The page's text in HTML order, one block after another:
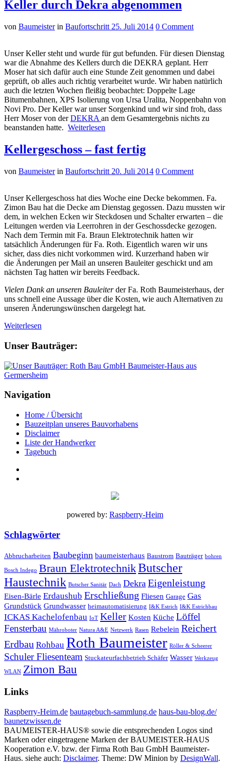
Keller durch Dekra abgenommen
von Baumeisterin Baufortschritt 25. Juli 2014 0 Comment
Unser Keller steht und wurde für gut befunden. Für diesen Dienstag
war die Abnahme des Kellers durch die DEKRA geplant. Herr
Moser hat sich dafür auch eine Stunde Zeit genommen und dabei
geprüft, ob alles auch richtig verarbeitet wurde. Wir haben natürlich
auch die letzten Wochen fleißig beobachtet: Doppelte Lage
Bitumenbahnen, XPS Isolierung von Ursa Uralita, Noppenbahn von
Novi Pro. Der Keller war unser Sorgenkind und wir sind froh, dass
Herr Moser von derDEKRA an dem Gesamtergebnis nichts zu
beanstanden hatte. Weiterlesen
Kellergeschoss – fast fertig
von Baumeisterin Baufortschritt 20. Juli 2014 0 Comment
Unser Kellergeschoss hat dies Woche eine Decke bekommen. Fa.
Zimon Bau hat die Decke am Dienstag gegossen. Dazu mussten wir
dem, in welchen Ecken wir Steckdosen und Schalter erwarten – die
Leitungen werden via Leerrohren in derGeschossdecke gezogen.
Nach dem Termin mit Fa. Braun Elektrotechnik hatten wir
tatsächlich Änderungen für Fa. Roth. Eigentlich waren wir uns
sicher, dass dies nicht vorkommen wird. Kurzerhand haben wir
die Änderungen per Mail an unseren Bauleiter geschickt und am
nächsten Tag hatten wir bereits Feedback.
Vielen Dank an unseren Bauleiterder Fa. Roth Baumeisterhaus, der
uns schnell eine Aussage über die Kosten, wie auch Alternativen zu
unseren Änderungswünschen dargelegt hat.
Weiterlesen
Unser Bauträger:
Navigation
Home / Übersicht
Bauzeitplan unseres Bauvorhabens
Disclaimer
Liste der Handwerker
Tagebuch
powered by: Raspberry-Heim
Schlagwörter
Abbrucharbeiten Baubeginn baumeisterhaus Baustrom Bauträger bohren
Bosch Indego Braun ElektrotechnikButscher
Haustechnik Butscher Sanitär Dach Dekra Eigenleistung
Eisen-Bärle Erdaushub Erschließung Fliesen Garage Gas
Grundstück Grundwasser heimautomatisierung I&K Estrich I&K Estrichbau
ICKAS Kachelofenbau IoT Keller Kosten Küche Löffel
Fensterbau Mähroboter Natura A&E Netzwerk Rasen Rebelein Reichert
Erdbau Rohbau Roth Baumeister Röller & Scheerer
Schuler Fliesenteam Stuckateurfachbetrieb Schäfer Wasser Werkzeug
WLAN Zimon Bau
Links
Raspberry-Heim.de bautagebuch-sammlung.de haus-bau-blog.de/
baunetzwissen.de
BAUMEISTER-HAUS® sowie die entsprechenden Logos sind
Marken oder eingetragene Marken der BAUMEISTER-HAUS
Kooperation e.V. bzw. der Firma Roth Bau GmbH Baumeister-
Haus. siehe auch: Disclaimer. Theme: DW Minion by DesignWall.